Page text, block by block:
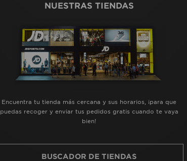
NUESTRAS TIENDAS
Encuentra tu tienda más cercana y sus horarios, ¡para que
puedas recoger y enviar tus pedidos gratis cuando te vaya
bien!
BUSCADOR DE TIENDAS